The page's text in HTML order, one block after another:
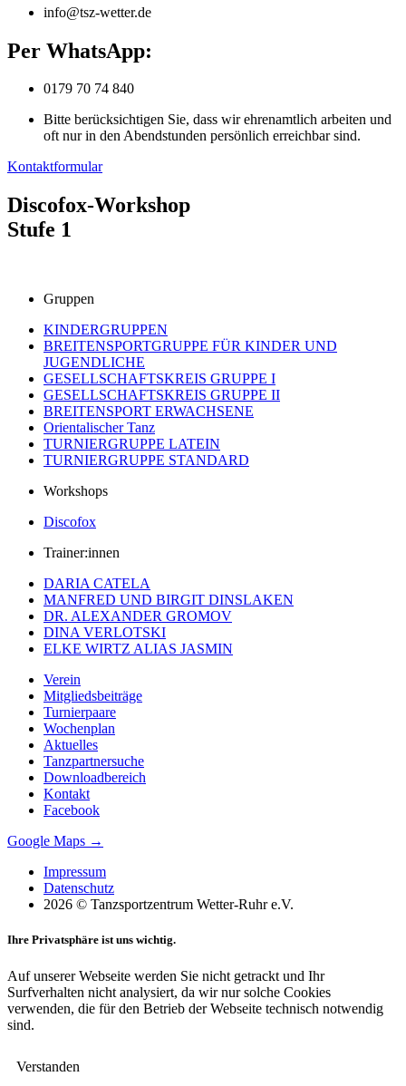
info@tsz-wetter.de
Per WhatsApp:
0179 70 74 840
Bitte berücksichtigen Sie, dass wir ehrenamtlich arbeiten und
oft nur in den Abendstunden persönlich erreichbar sind.
Kontaktformular
Discofox-Workshop
Stufe 1
Gruppen
KINDERGRUPPEN
BREITENSPORTGRUPPE FÜR KINDER UND
JUGENDLICHE
GESELLSCHAFTSKREIS GRUPPE I
GESELLSCHAFTSKREIS GRUPPE II
BREITENSPORT ERWACHSENE
Orientalischer Tanz
TURNIERGRUPPE LATEIN
TURNIERGRUPPE STANDARD
Workshops
Discofox
Trainer:innen
DARIA CATELA
MANFRED UND BIRGIT DINSLAKEN
DR. ALEXANDER GROMOV
DINA VERLOTSKI
ELKE WIRTZ ALIAS JASMIN
Verein
Mitgliedsbeiträge
Turnierpaare
Wochenplan
Aktuelles
Tanzpartnersuche
Downloadbereich
Kontakt
Facebook
Google Maps →
Impressum
Datenschutz
2026 © Tanzsportzentrum Wetter-Ruhr e.V.
Ihre Privatsphäre ist uns wichtig.
Auf unserer Webseite werden Sie nicht getrackt und Ihr
Surfverhalten nicht analysiert, da wir nur solche Cookies
verwenden, die für den Betrieb der Webseite technisch notwendig
sind.
Verstanden